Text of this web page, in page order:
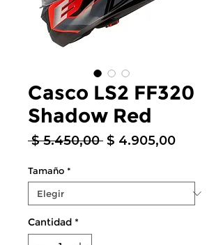
Casco LS2 FF320
Shadow Red
$ 5.450,00 Precio
$ 4.905,00Precio
Tamaño *
Cantidad *